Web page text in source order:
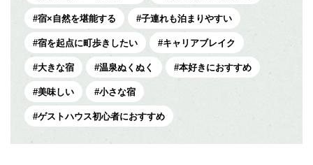
宿×自然を堪能する 子連れも泊まりやすい
宿を起点に町歩きしたい キャリアブレイク
大きな宿 温泉ぬくぬく 本好きにおすすめ
美味しい 小さな宿
ゲストハウス初心者におすすめ